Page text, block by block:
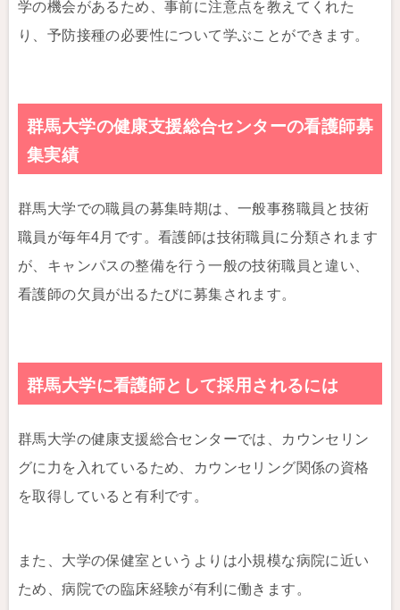
学の機会があるため、事前に注意点を教えてくれた
り、予防接種の必要性について学ぶことができます。
群馬大学の健康支援総合センターの看護師募
集実績
群馬大学での職員の募集時期は、一般事務職員と技術
職員が毎年4月です。看護師は技術職員に分類されます
が、キャンパスの整備を行う一般の技術職員と違い、
看護師の欠員が出るたびに募集されます。
群馬大学に看護師として採用されるには
群馬大学の健康支援総合センターでは、カウンセリン
グに力を入れているため、カウンセリング関係の資格
を取得していると有利です。
また、大学の保健室というよりは小規模な病院に近い
ため、病院での臨床経験が有利に働きます。